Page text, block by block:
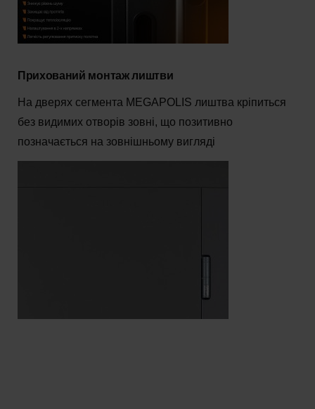
Прихований монтаж лиштви
На дверях сегмента MEGAPOLIS лиштва кріпиться
без видимих отворів зовні, що позитивно
позначається на зовнішньому вигляді